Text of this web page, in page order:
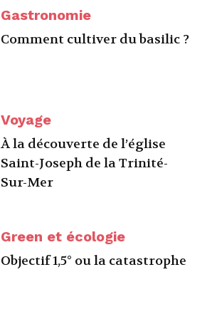
Gastronomie
Comment cultiver du basilic ?
Voyage
À la découverte de l’église
Saint-Joseph de la Trinité-
Sur-Mer
Green et écologie
Objectif 1,5° ou la catastrophe